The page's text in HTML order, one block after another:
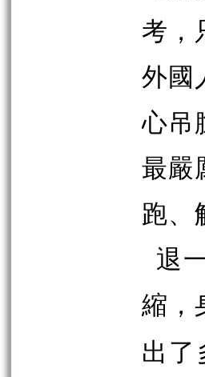
考，
外國
心吊
最嚴
跑、
退
縮，
出